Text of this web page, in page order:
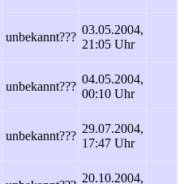
unbekannt???
03.05.2004,
21:05 Uhr
unbekannt???
04.05.2004,
00:10 Uhr
unbekannt???
29.07.2004,
17:47 Uhr
20.10.2004,